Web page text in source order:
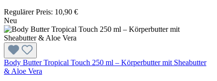
Regulärer Preis: 10,90 €
Neu
Body Butter Tropical Touch 250 ml – Körperbutter mit Sheabutter
& Aloe Vera